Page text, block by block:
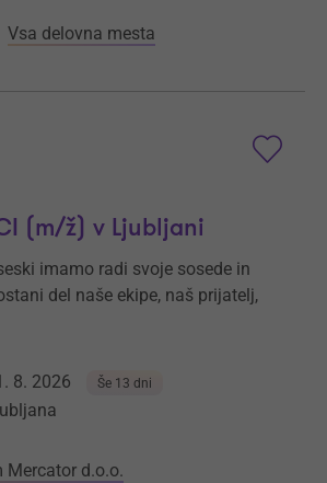
Vsa delovna mesta
(m/ž) v Ljubljani
imamo radi svoje sosede in
del naše ekipe, naš prijatelj,
8. 2026 Še 13 dni
Mercator d.o.o.